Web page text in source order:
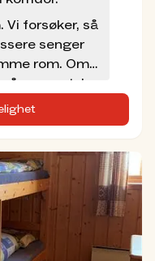
Vi forsøker, så
senger
rom. Om
rommet, kan
Prisen
overnatting
av egen
egen
sengesett
oss.